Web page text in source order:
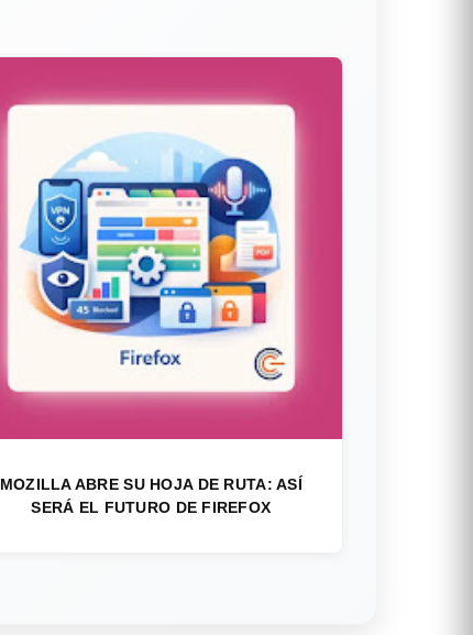
MOZILLA ABRE SU HOJA DE RUTA: ASÍ
SERÁ EL FUTURO DE FIREFOX